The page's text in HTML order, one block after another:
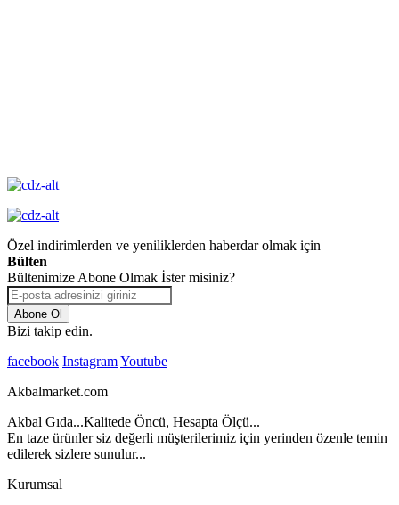
Özel indirimlerden ve yeniliklerden haberdar olmak için
Bülten
Bültenimize Abone Olmak İster misiniz?
Abone Ol
Bizi takip edin.
facebook InstagramYoutube
Akbalmarket.com
Akbal Gıda...Kalitede Öncü, Hesapta Ölçü...
En taze ürünler siz değerli müşterilerimiz için yerinden özenle temin
edilerek sizlere sunulur...
Kurumsal